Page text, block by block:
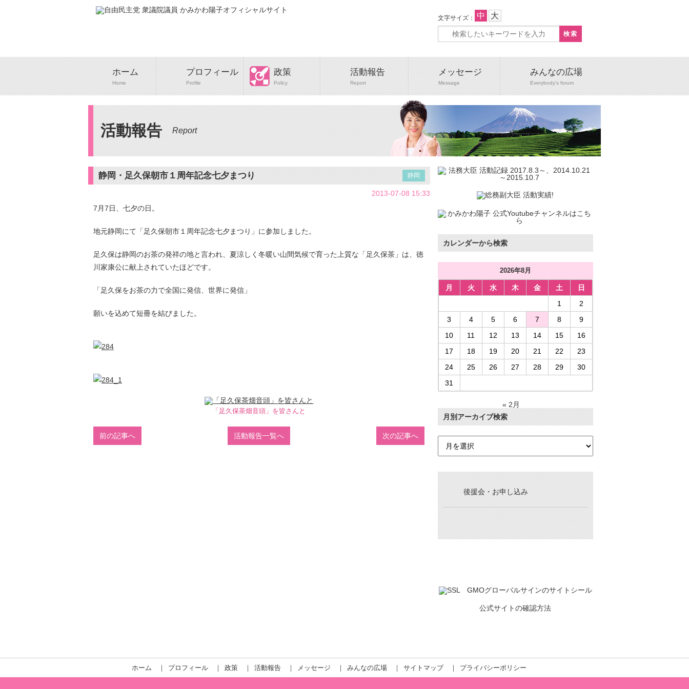
文字サイズ： 中 大
ホーム
Home
プロフィール
Profile
政策
Policy
活動報告
Report
メッセージ
Message
みんなの広場
Everybody's forum
活動報告 Report
静岡・足久保朝市１周年記念七夕まつり 静岡
2013-07-08 15:33
7月7日、七夕の日。
地元静岡にて「足久保朝市１周年記念七夕まつり」に参加しました。
足久保は静岡のお茶の発祥の地と言われ、夏涼しく冬暖い山間気候で育った上質な「足久保茶」は、徳
川家康公に献上されていたほどです。
「足久保をお茶の力で全国に発信、世界に発信」
願いを込めて短冊を結びました。
「足久保茶畑音頭」を皆さんと
前の記事へ 活動報告一覧へ 次の記事へ
カレンダーから検索
2026年8月
月 火 水 木 金 土
日
1
2
3
4 5 6 7 8
9
10
11 12 13 14 15
16
17
18 19 20 21 22
23
24
25 26 27 28 29
30
31
« 2月
月別アーカイブ検索
後援会・お申し込み
公式サイトの確認方法
ホーム ｜ プロフィール｜ 政策｜ 活動報告｜ メッセージ ｜ みんなの広場｜ サイトマップ｜ プライバシーポリシー